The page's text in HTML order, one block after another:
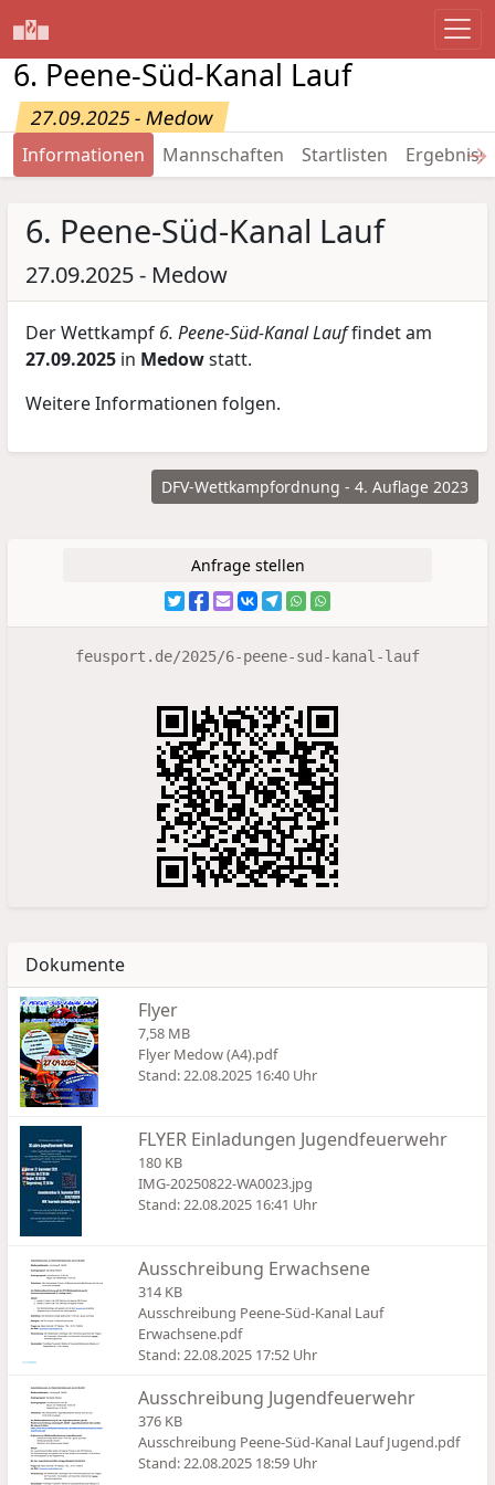
6. Peene-Süd-Kanal Lauf
27.09.2025 - Medow
Informationen Mannschaften Startlisten →
6. Peene-Süd-Kanal Lauf
27.09.2025 - Medow
Der Wettkampf 6. Peene-Süd-Kanal Lauffindet am
27.09.2025 in Medowstatt.
Weitere Informationen folgen.
DFV-Wettkampfordnung - 4. Auflage 2023
Anfrage stellen
feusport.de/2025/6-peene-sud-kanal-lauf
Dokumente
Flyer
7,58 MB
Flyer Medow (A4).pdf
Stand: 22.08.2025 16:40 Uhr
FLYER Einladungen Jugendfeuerwehr
180 KB
IMG-20250822-WA0023.jpg
Stand: 22.08.2025 16:41 Uhr
Ausschreibung Erwachsene
314 KB
Ausschreibung Peene-Süd-Kanal Lauf
Erwachsene.pdf
Stand: 22.08.2025 17:52 Uhr
Ausschreibung Jugendfeuerwehr
376 KB
Ausschreibung Peene-Süd-Kanal Lauf Jugend.pdf
Stand: 22.08.2025 18:59 Uhr